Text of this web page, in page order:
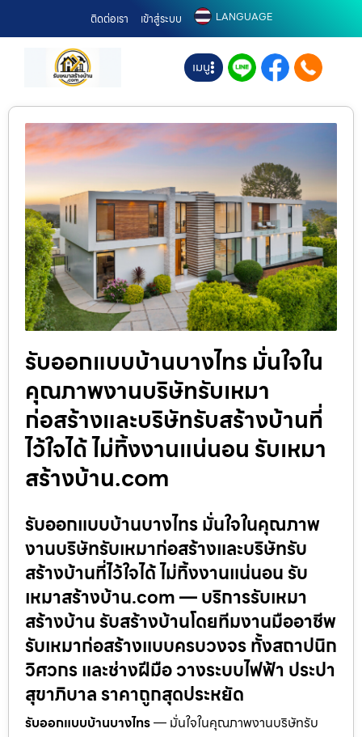
ติดต่อเรา เข้าสู่ระบบ LANGUAGE
เมนู
รับออกแบบบ้านบางไทร มั่นใจใน
คุณภาพงานบริษัทรับเหมา
ก่อสร้างและบริษัทรับสร้างบ้านที่
ไว้ใจได้ ไม่ทิ้งงานแน่นอน รับเหมา
สร้างบ้าน.com
รับออกแบบบ้านบางไทร มั่นใจในคุณภาพ
งานบริษัทรับเหมาก่อสร้างและบริษัทรับ
สร้างบ้านที่ไว้ใจได้ ไม่ทิ้งงานแน่นอน รับ
เหมาสร้างบ้าน.com — บริการรับเหมา
สร้างบ้าน รับสร้างบ้านโดยทีมงานมืออาชีพ
รับเหมาก่อสร้างแบบครบวงจร ทั้งสถาปนิก
วิศวกร และช่างฝีมือ วางระบบไฟฟ้า ประปา
สุขาภิบาล ราคาถูกสุดประหยัด
รับออกแบบบ้านบางไทร— มั่นใจในคุณภาพงานบริษัทรับ